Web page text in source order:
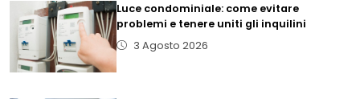
Luce condominiale: come evitare
problemi e tenere uniti gli inquilini
3 Agosto 2026